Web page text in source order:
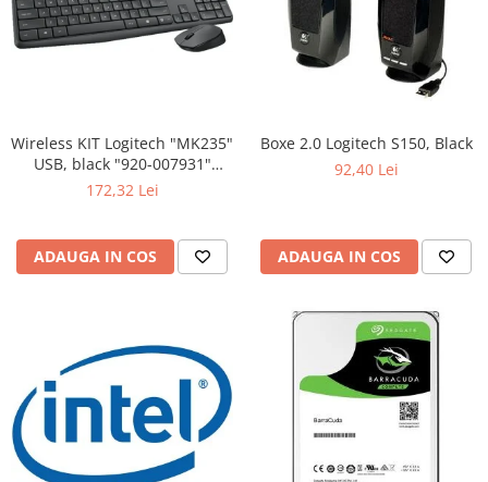
Wireless KIT Logitech "MK235"
USB, black "920-007931"
(include timbru verde 0.01 lei)
172,32 Lei
ADAUGA IN COS
Boxe 2.0 Logitech S150, Black
92,40 Lei
ADAUGA IN COS